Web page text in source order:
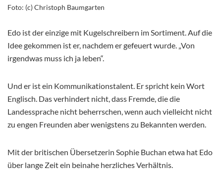
Foto: (c) Christoph Baumgarten
Edo ist der einzige mit Kugelschreibern im Sortiment. Auf die
Idee gekommen ist er, nachdem er gefeuert wurde. „Von
irgendwas muss ich ja leben“.
Und er ist ein Kommunikationstalent. Er spricht kein Wort
Englisch. Das verhindert nicht, dass Fremde, die die
Landessprache nicht beherrschen, wenn auch vielleicht nicht
zu engen Freunden aber wenigstens zu Bekannten werden.
Mit der britischen Übersetzerin Sophie Buchan etwa hat Edo
über lange Zeit ein beinahe herzliches Verhältnis.